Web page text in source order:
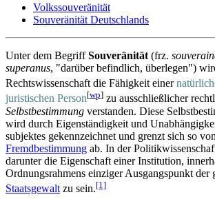
Volkssouveränität
Souveränität Deutschlands
Unter dem BegriffSouveränität (frz.
superanus, "darüber befindlich, überlegen")
Rechtswissenschaft die Fähigkeit einer
juristischen Person[wp] zu aus­schließlicher
Selbstbestimmung verstanden. Diese
wird durch Eigenständigkeit und
subjektes gekennzeichnet und grenzt sich so
Fremdbestimmung ab. In der
darunter die Eigenschaft einer Institution,
Ordnungs­rahmens einziger Ausgangspunkt der
Staatsgewalt zu sein.[1]